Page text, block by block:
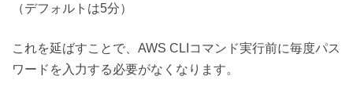
（デフォルトは5分）
これを延ばすことで、AWS CLIコマンド実行前に毎度パス
ワードを入力する必要がなくなります。